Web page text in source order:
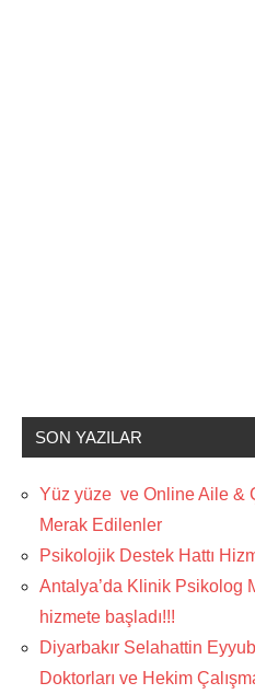
SON YAZILAR
Yüz yüze ve Online Aile &
Merak Edilenler
Psikolojik Destek Hattı
Antalya’da Klinik Psikolog
hizmete başladı!!!
Diyarbakır Selahattin
Doktorları ve Hekim